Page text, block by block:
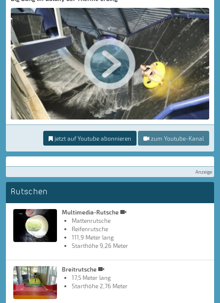
jetzt auf Youtube abonnieren zum Youtube-Kanal
Anzeige
Rutschen
Multimedia-Rutsche
Mattenrutsche
Reifenrutsche
111,9 Meter lang
Starthöhe 9,26 Meter
Breitrutsche
17,5 Meter lang
Starthöhe 2,76 Meter